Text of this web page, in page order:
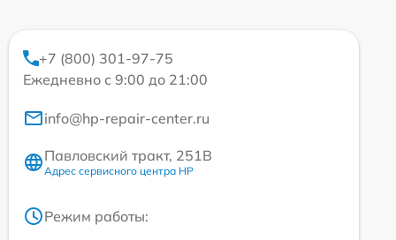
+7 (800) 301-97-75
Ежедневно с 9:00 до 21:00
info@hp-repair-center.ru
Павловский тракт, 251В
Адрес сервисного центра HP
Режим работы: